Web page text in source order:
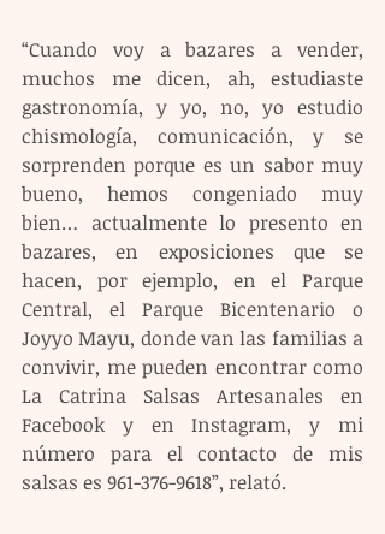
“Cuando voy a bazares a vender,
muchos me dicen, ah, estudiaste
gastronomía, y yo, no, yo estudio
chismología, comunicación, y se
sorprenden porque es un sabor muy
bueno, hemos congeniado muy
bien… actualmente lo presento en
bazares, en exposiciones que se
hacen, por ejemplo, en el Parque
Central, el Parque Bicentenario o
Joyyo Mayu, donde van las familias a
convivir, me pueden encontrar como
La Catrina Salsas Artesanales en
Facebook y en Instagram, y mi
número para el contacto de mis
salsas es 961-376-9618”, relató.